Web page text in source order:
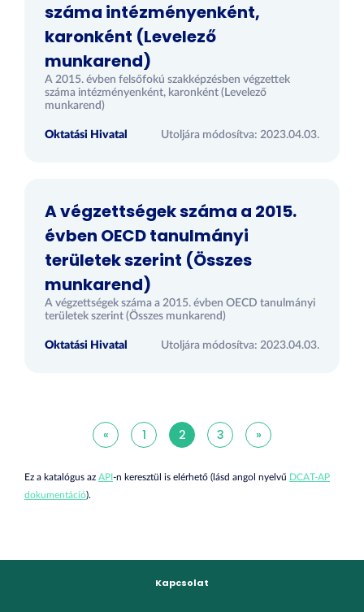
száma intézményenként,
karonként (Levelező
munkarend)
A 2015. évben felsőfokú szakképzésben végzettek
száma intézményenként, karonként (Levelező
munkarend)
Oktatási Hivatal Utoljára módosítva: 2023.04.03.
A végzettségek száma a 2015.
évben OECD tanulmányi
területek szerint (Összes
munkarend)
A végzettségek száma a 2015. évben OECD tanulmányi
területek szerint (Összes munkarend)
Oktatási Hivatal Utoljára módosítva: 2023.04.03.
« 1 2 3 »
Ez a katalógus az API-n keresztül is elérhető (lásd angol nyelvű DCAT-AP
dokumentáció).
Kapcsolat